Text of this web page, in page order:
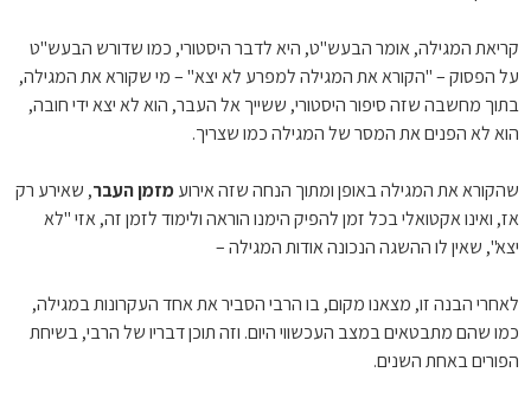
קריאת המגילה, אומר הבעש"ט, היא לדבר היסטורי, כמו שדורש הבעש"ט
על הפסוק – "הקורא את המגילה למפרע לא יצא" – מי שקורא את המגילה,
בתוך מחשבה שזה סיפור היסטורי, ששייך אל העבר, הוא לא יצא ידי חובה,
הוא לא הפנים את המסר של המגילה כמו שצריך.
שהקורא את המגילה באופן ומתוך הנחה שזה אירועמזמן העבר, שאירע רק
אז, ואינו אקטואלי בכל זמן להפיק הימנו הוראה ולימוד לזמן זה, אזי "לא
יצא", שאין לו ההשגה הנכונה אודות המגילה –
לאחרי הבנה זו, מצאנו מקום, בו הרבי הסביר את אחד העקרונות במגילה,
כמו שהם מתבטאים במצב העכשווי היום. וזה תוכן דבריו של הרבי, בשיחת
הפורים באחת השנים.